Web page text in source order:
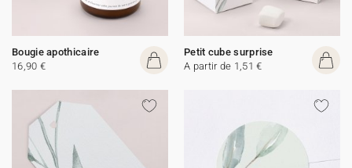
Bougie apothicaire
16,90 €
Petit cube surprise
A partir de 1,51 €